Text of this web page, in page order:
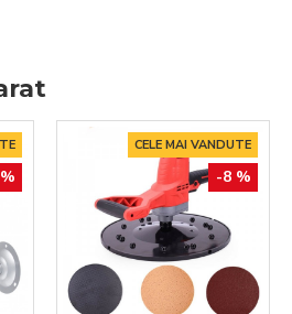
250Bari
lucru: 65°C (149°F)
CELE MAI VANDUTE
-8 %